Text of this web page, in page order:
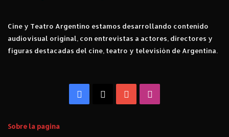
Cine y Teatro Argentino estamos desarrollando contenido
audiovisual original, con entrevistas a actores, directores y
figuras destacadas del cine, teatro y televisión de Argentina.
Facebook YouTube
Sobre la pagina